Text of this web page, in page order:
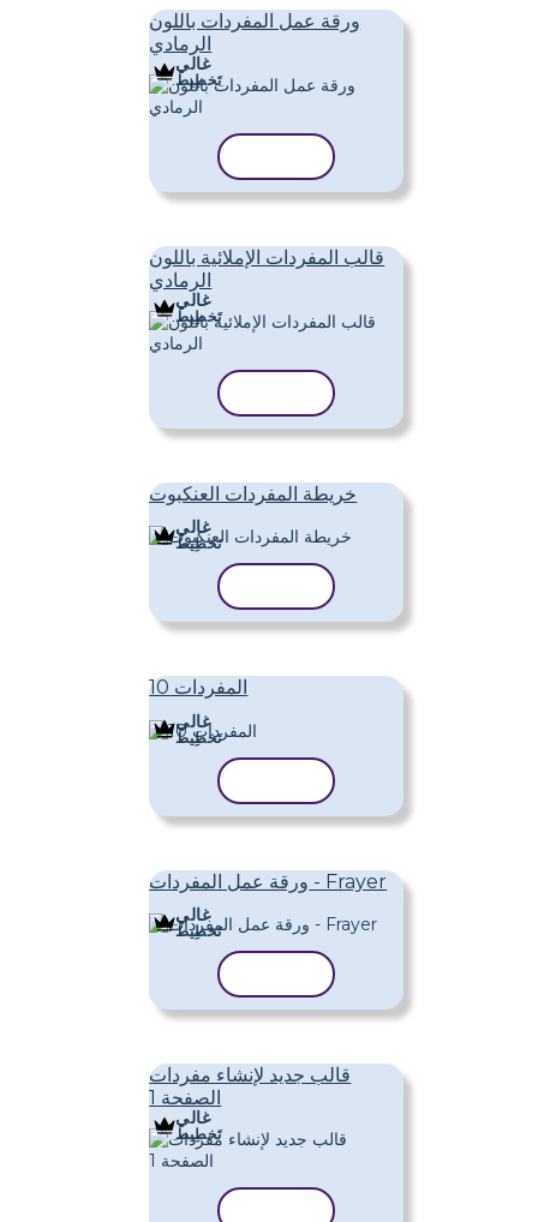
ورقة عمل المفردات باللون
الرمادي
غالي
تَخطِيط
قالب المفردات الإملائية باللون
الرمادي
غالي
تَخطِيط
خريطة المفردات العنكبوت
غالي
تَخطِيط
المفردات 10
غالي
تَخطِيط
ورقة عمل المفردات - Frayer
غالي
تَخطِيط
قالب جديد لإنشاء مفردات
الصفحة 1
غالي
تَخطِيط